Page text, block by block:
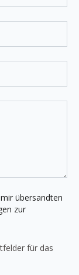
übersandten
zur
für das